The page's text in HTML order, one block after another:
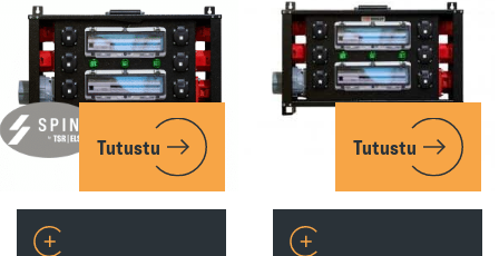
Tutustu Tutustu